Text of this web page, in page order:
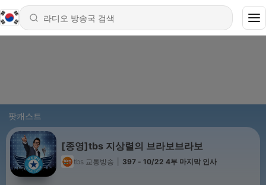
팟캐스트
[종영]tbs 지상렬의 브라보브라보
tbs 교통방송 397 - 10/22 4부 마지막 인사